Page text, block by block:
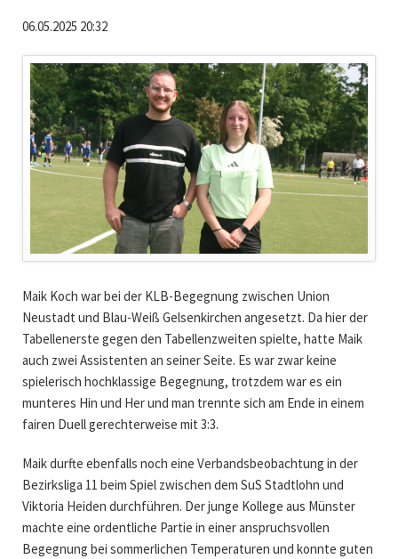
06.05.2025 20:32
Maik Koch war bei der KLB-Begegnung zwischen Union
Neustadt und Blau-Weiß Gelsenkirchen angesetzt. Da hier der
Tabellenerste gegen den Tabellenzweiten spielte, hatte Maik
auch zwei Assistenten an seiner Seite. Es war zwar keine
spielerisch hochklassige Begegnung, trotzdem war es ein
munteres Hin und Her und man trennte sich am Ende in einem
fairen Duell gerechterweise mit 3:3.
Maik durfte ebenfalls noch eine Verbandsbeobachtung in der
Bezirksliga 11 beim Spiel zwischen dem SuS Stadtlohn und
Viktoria Heiden durchführen. Der junge Kollege aus Münster
machte eine ordentliche Partie in einer anspruchsvollen
Begegnung bei sommerlichen Temperaturen und konnte guten